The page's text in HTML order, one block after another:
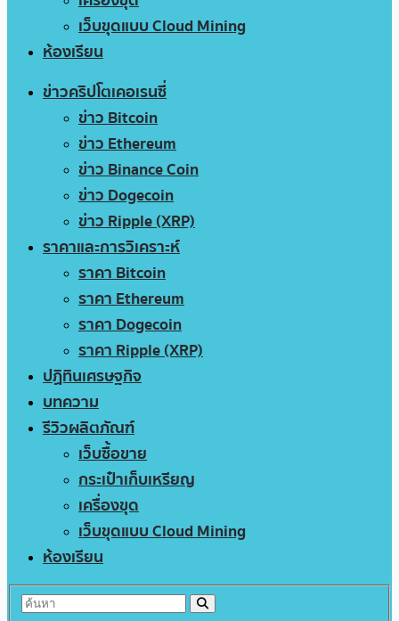
เว็บขุดแบบ Cloud Mining
ห้องเรียน
ข่าวคริปโตเคอเรนซี่
ข่าว Bitcoin
ข่าว Ethereum
ข่าว Binance Coin
ข่าว Dogecoin
ข่าว Ripple (XRP)
ราคาและการวิเคราะห์
ราคา Bitcoin
ราคา Ethereum
ราคา Dogecoin
ราคา Ripple (XRP)
ปฏิทินเศรษฐกิจ
บทความ
รีวิวผลิตภัณฑ์
เว็บซื้อขาย
กระเป๋าเก็บเหรียญ
เครื่องขุด
เว็บขุดแบบ Cloud Mining
ห้องเรียน